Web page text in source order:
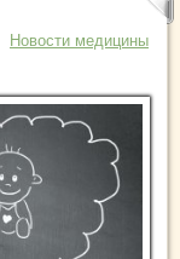
Новости медицины